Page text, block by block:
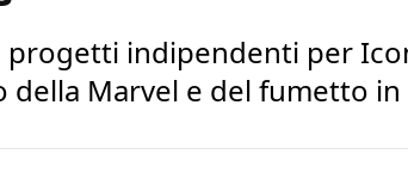
progetti indipendenti per
Marvel e del fumetto